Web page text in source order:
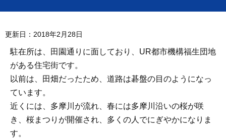
更新日：2018年2月28日
駐在所は、田園通りに面しており、UR都市機構福生団地
がある住宅街です。
以前は、田畑だったため、道路は碁盤の目のようになっ
ています。
近くには、多摩川が流れ、春には多摩川沿いの桜が咲
き、桜まつりが開催され、多くの人でにぎやかになりま
す。